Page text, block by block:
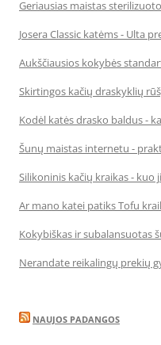
Geriausias maistas
Josera Classic katėms - Ulta
Aukščiausios kokybės
Skirtingos kačių draskyklių
Kodėl katės drasko baldus -
Šunų maistas internetu -
Silikoninis kačių kraikas - kuo
Ar mano katei patiks Tofu
Kokybiškas ir subalansuotas
Nerandate reikalingų prekių
NAUJOS PADANGOS